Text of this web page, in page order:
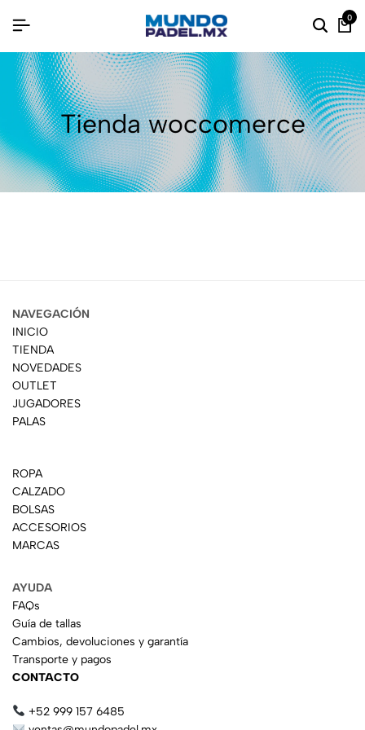
0
Tienda woccomerce
NAVEGACIÓN
INICIO
TIENDA
NOVEDADES
OUTLET
JUGADORES
PALAS
ROPA
CALZADO
BOLSAS
ACCESORIOS
MARCAS
AYUDA
FAQs
Guía de tallas
Cambios, devoluciones y garantía
Transporte y pagos
CONTACTO
+52 999 157 6485